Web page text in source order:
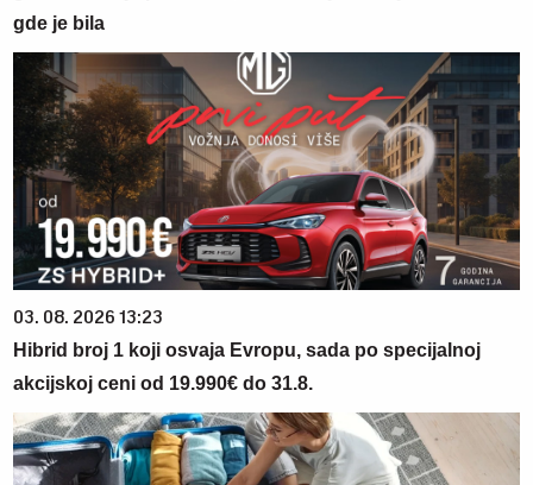
gde je bila
03. 08. 2026 13:23
Hibrid broj 1 koji osvaja Evropu, sada po specijalnoj
akcijskoj ceni od 19.990€ do 31.8.